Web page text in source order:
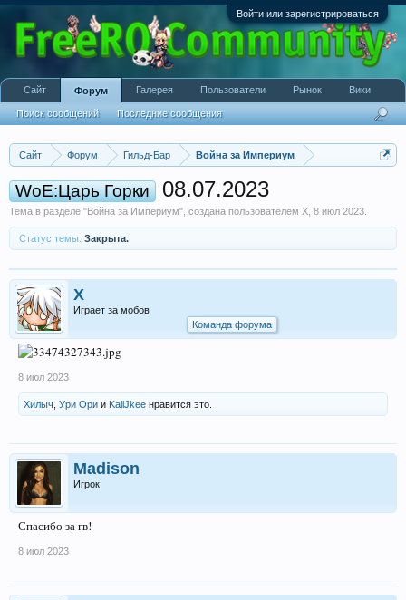
Войти или зарегистрироваться
Сайт Форум Гильд-Бар Война за Империум
WoE:Царь Горки 08.07.2023
Тема в разделе "Война за Империум", создана пользователем X 8 июл 2023
Статус темы: Закрыта.
X
Играет за мобов
Команда форума
8 июл 2023
Хилыч Ури Ори и KaliJkee нравится это.
Madison
Игрок
Спасибо за гв!
8 июл 2023
Сайт Форум
Поиск сообщений Последние сообщения
Галерея Пользователи Рынок Вики